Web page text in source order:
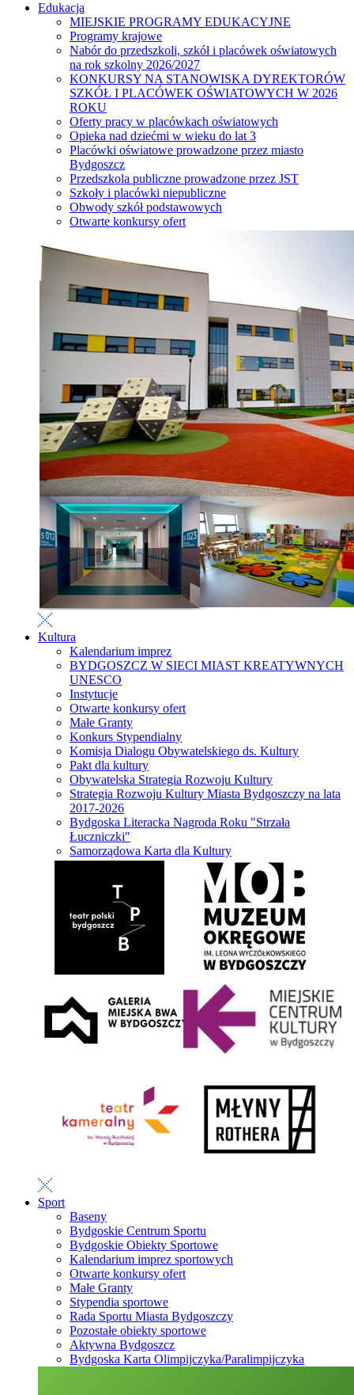
Edukacja
MIEJSKIE PROGRAMY EDUKACYJNE
Programy krajowe
Nabór do przedszkoli, szkół i placówek oświatowych
na rok szkolny 2026/2027
KONKURSY NA STANOWISKA DYREKTORÓW
SZKÓŁ I PLACÓWEK OŚWIATOWYCH W 2026
ROKU
Oferty pracy w placówkach oświatowych
Opieka nad dziećmi w wieku do lat 3
Placówki oświatowe prowadzone przez miasto
Bydgoszcz
Przedszkola publiczne prowadzone przez JST
Szkoły i placówki niepubliczne
Obwody szkół podstawowych
Otwarte konkursy ofert
Kultura
Kalendarium imprez
BYDGOSZCZ W SIECI MIAST KREATYWNYCH
UNESCO
Instytucje
Otwarte konkursy ofert
Małe Granty
Konkurs Stypendialny
Komisja Dialogu Obywatelskiego ds. Kultury
Pakt dla kultury
Obywatelska Strategia Rozwoju Kultury
Strategia Rozwoju Kultury Miasta Bydgoszczy na lata
2017-2026
Bydgoska Literacka Nagroda Roku "Strzała
Łuczniczki"
Samorządowa Karta dla Kultury
Sport
Baseny
Bydgoskie Centrum Sportu
Bydgoskie Obiekty Sportowe
Kalendarium imprez sportowych
Otwarte konkursy ofert
Małe Granty
Stypendia sportowe
Rada Sportu Miasta Bydgoszczy
Pozostałe obiekty sportowe
Aktywna Bydgoszcz
Bydgoska Karta Olimpijczyka/Paralimpijczyka